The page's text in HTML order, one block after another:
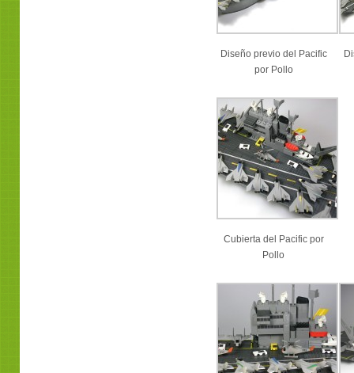
Diseño previo del Pacific
por Pollo
Cubierta del Pacific por
Pollo